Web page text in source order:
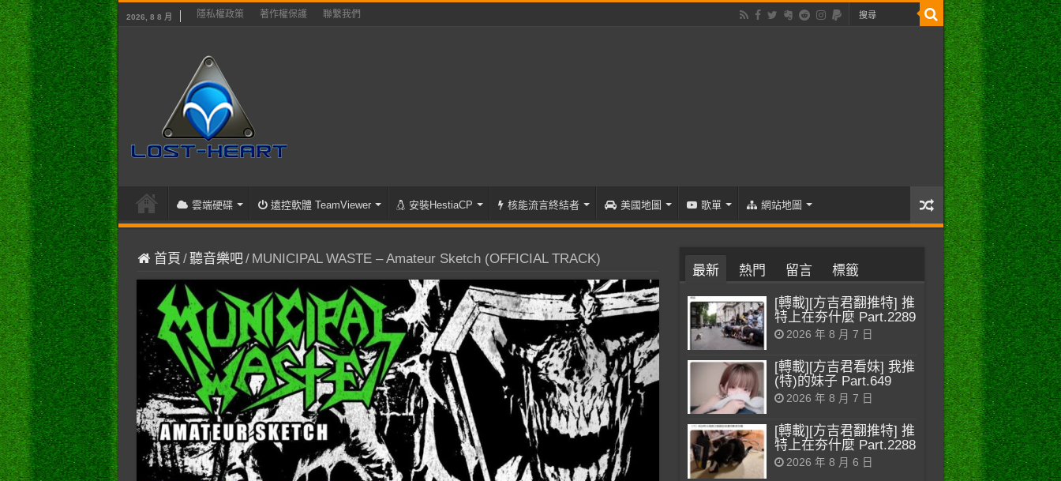
2026, 8 8 月 隱私權政策 著作權保護 聯繫我們
雲端硬碟 遠控軟體 TeamViewer 安裝HestiaCP 核能流言終結者 美國地圖 歌單 網站地圖
首頁 /聽音樂吧/ MUNICIPAL WASTE – Amateur Sketch (OFFICIAL TRACK)
最新 熱門 留言 標籤
[轉載][方吉君翻推特] 推
特上在夯什麼 Part.2289
2026 年 8 月 7 日
[轉載][方吉君看妹] 我推
(特)的妹子 Part.649
2026 年 8 月 7 日
[轉載][方吉君翻推特] 推
特上在夯什麼 Part.2288
2026 年 8 月 6 日